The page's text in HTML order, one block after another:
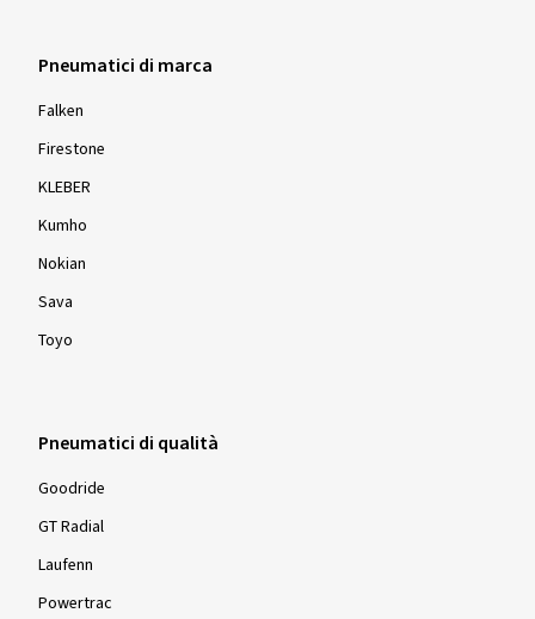
Pneumatici di marca
Falken
Firestone
KLEBER
Kumho
Nokian
Sava
Toyo
Pneumatici di qualità
Goodride
GT Radial
Laufenn
Powertrac